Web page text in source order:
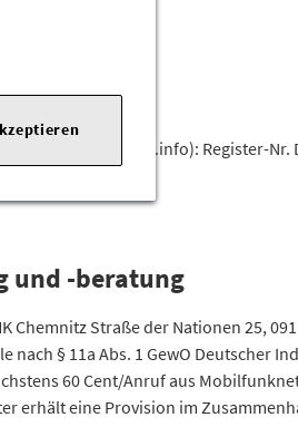
Register-Nr.
08056 Zwickau
und -beratung
Chemnitz Straße der Nationen 25,
nach § 11a Abs. 1 GewO Deutscher
60 Cent/Anruf aus
erhält eine Provision im